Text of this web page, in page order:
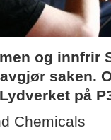
og innfrir
saken.
på
Chemicals